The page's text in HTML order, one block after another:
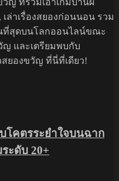
วัญ ที่รวมเอาเกมบ้านผี
ล่าเรื่องสยองก่อนนอน รวม
ที่สุดบนโลกออนไลน์ขณะ
ญ และเตรียมพบกับ
สยองขวัญ ที่นี่ที่เดียว!
โคตรระยำใจบนฉาก
ะดับ 20+